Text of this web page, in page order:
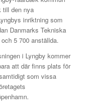
till den nya
inriktning som
Danmarks Tekniska
5 700 anställda.
i Lyngby kommer
att där finns plats för
som vissa